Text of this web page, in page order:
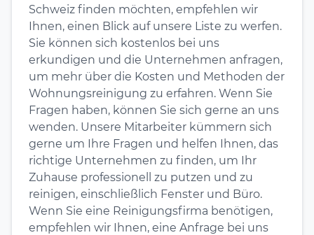
Schweiz finden möchten, empfehlen wir
Ihnen, einen Blick auf unsere Liste zu werfen.
Sie können sich kostenlos bei uns
erkundigen und die Unternehmen anfragen,
um mehr über die Kosten und Methoden der
Wohnungsreinigung zu erfahren. Wenn Sie
Fragen haben, können Sie sich gerne an uns
wenden. Unsere Mitarbeiter kümmern sich
gerne um Ihre Fragen und helfen Ihnen, das
richtige Unternehmen zu finden, um Ihr
Zuhause professionell zu putzen und zu
reinigen, einschließlich Fenster und Büro.
Wenn Sie eine Reinigungsfirma benötigen,
empfehlen wir Ihnen, eine Anfrage bei uns